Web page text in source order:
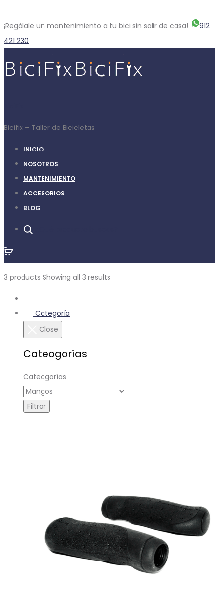
¡Regálale un mantenimiento a tu bici sin salir de casa!
912
421 230
Bicifix – Taller de Bicicletas
INICIO
NOSOTROS
MANTENIMIENTO
ACCESORIOS
BLOG
3 products Showing all 3 results
Categoría
Close
Cateogorías
Cateogorías